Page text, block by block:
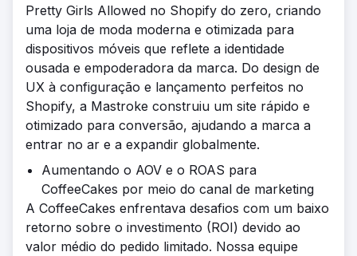
Pretty Girls Allowed no Shopify do zero, criando
uma loja de moda moderna e otimizada para
dispositivos móveis que reflete a identidade
ousada e empoderadora da marca. Do design de
UX à configuração e lançamento perfeitos no
Shopify, a Mastroke construiu um site rápido e
otimizado para conversão, ajudando a marca a
entrar no ar e a expandir globalmente.
Aumentando o AOV e o ROAS para
CoffeeCakes por meio do canal de marketing
A CoffeeCakes enfrentava desafios com um baixo
retorno sobre o investimento (ROI) devido ao
valor médio do pedido limitado. Nossa equipe